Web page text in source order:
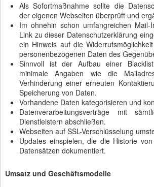
Als Sofortmaßnahme sollte die
der eigenen Webseiten überprüft und
Im ohnehin schon umfangreichen Mail-
Link zu dieser Datenschutzerklärung
ein Hinweis auf die
personenbezogenen Daten des
Sinnvoll ist der Aufbau einer
minimale Angaben wie die
Verhinderung einer erneuten
Speicherung von Daten.
Vorhandene Daten kategorisieren und
Datenverarbeitungsverträge mit
Dienstleistern abschließen.
Webseiten auf SSL-Verschlüsselung
Updates einspielen, die die Historie
Datensätzen dokumentiert.
Umsatz und Geschäftsmodelle